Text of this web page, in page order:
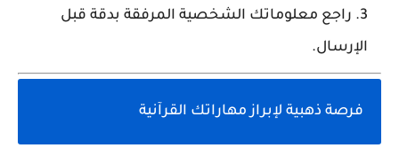
راجع معلوماتك الشخصية المرفقة بدقة قبل
الإرسال.
فرصة ذهبية لإبراز مهاراتك القرآنية